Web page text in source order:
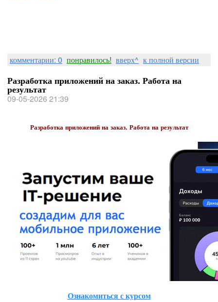
комментарии: 0 понравилось! вверх^ к полной версии
Разработка приложений на заказ. Работа на
результат
09-05-2026 21:39
Разработка приложений на заказ. Работа на результат
Ознакомиться с курсом